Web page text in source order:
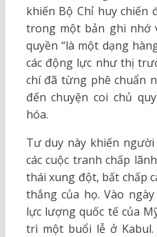
khiến Bộ Chỉ huy chiến
trong một bản ghi nhớ
quyền “là một dạng
các động lực như thị
chí đã từng phê chuẩn
đến chuyện coi chủ
hóa.
Tư duy này khiến
các cuộc tranh chấp
thái xung đột, bất chấp
thắng của họ. Vào
lực lượng quốc tế của
trì một buổi lễ ở